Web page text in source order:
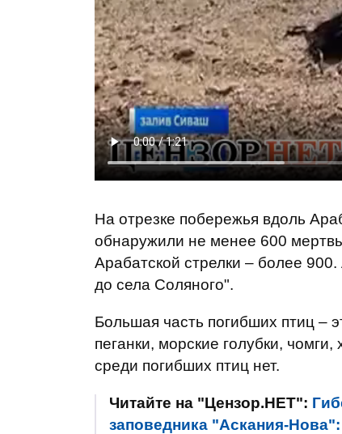
На отрезке побережья вдоль
обнаружили не менее 600
Арабатской стрелки – более
до села Соляного".
Большая часть погибших птиц –
пеганки, морские голубки,
среди погибших птиц нет.
Читайте на "Цензор.НЕТ":
заповедника "Аскания-